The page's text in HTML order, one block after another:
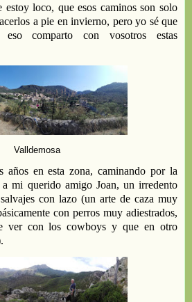
estoy loco, que esos caminos son solo
a pie en invierno, pero yo séque
eso comparto con vosotros estas
Valldemosa
años en esta zona, caminando por la
ami querido amigo Joan, un irredento
salvajes con lazo (un arte de caza muy
con perros muy adiestrados,
ver con los cowboys y que en otro
.